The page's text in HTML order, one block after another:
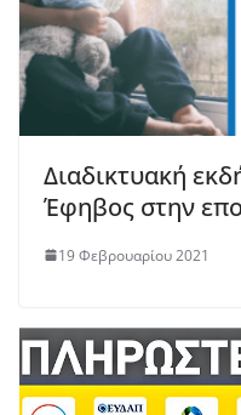
Διαδικτυακή
Έφηβος στην
19 Φεβρουαρίου 2021